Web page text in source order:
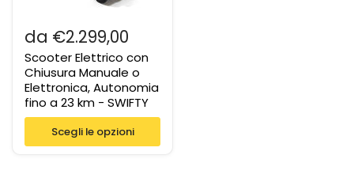
€2.299,00
Scooter Elettrico con
Chiusura Manuale o
Elettronica, Autonomia
fino a 23 km - SWIFTY
Scegli le opzioni